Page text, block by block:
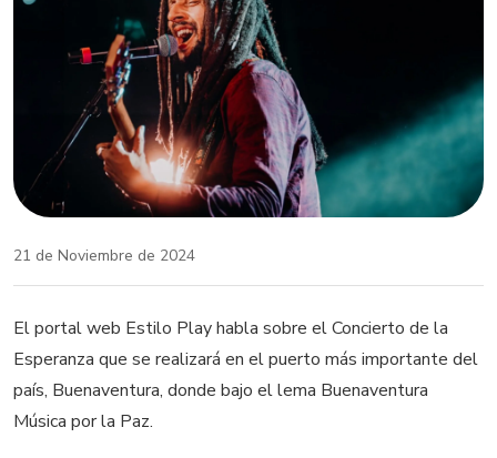
21 de Noviembre de 2024
El portal web Estilo Play habla sobre el Concierto de la
Esperanza que se realizará en el puerto más importante del
país, Buenaventura, donde bajo el lema Buenaventura
Música por la Paz.